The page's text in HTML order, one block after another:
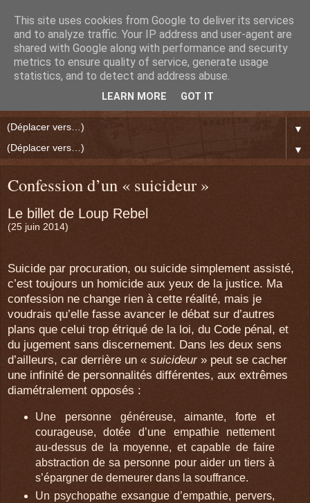
▼
▼
Confession d’un « suicideur »
Le billet de Loup Rebel
(25 juin 2014)
Suicide par procuration, ou suicide simplement assisté,
c’est toujours un homicide aux yeux de la justice. Ma
confession ne change rien à cette réalité, mais je
voudrais qu’elle fasse avancer le débat sur d’autres
plans que celui trop étriqué de la loi, du Code pénal, et
du jugement sans discernement. Dans les deux sens
d’ailleurs, car derrière un « suici­­deur» peut se cacher
une infinité de personnalités différentes, aux extrêmes
diamétra­­lement opposés :
Une personne généreuse, aimante, forte et
courageuse, dotée d’une empathie nettement
au-dessus de la moyenne, et capable de faire
abstraction de sa personne pour aider un tiers à
s’épargner de demeurer dans la souffrance.
Un psychopathe exsangue d’empathie, pervers,
This site uses cookies from Google to deliver its services
and to analyze traffic. Your IP address and user-agent are
shared with Google along with performance and security
metrics to ensure quality of service, generate usage
statistics, and to detect and address abuse.
LEARN MORE GOT IT